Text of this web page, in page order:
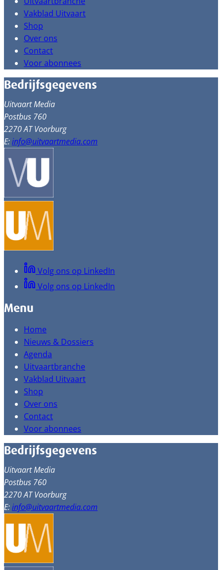
Vakblad Uitvaart
Shop
Over ons
Contact
Voor abonnees
Bedrijfsgegevens
Uitvaart Media
Postbus 760
2270 AT Voorburg
E:info@uitvaartmedia.com
Volg ons op LinkedIn
Volg ons op LinkedIn
Menu
Home
Nieuws & Dossiers
Agenda
Uitvaartbranche
Vakblad Uitvaart
Shop
Over ons
Contact
Voor abonnees
Bedrijfsgegevens
Uitvaart Media
Postbus 760
2270 AT Voorburg
E:info@uitvaartmedia.com